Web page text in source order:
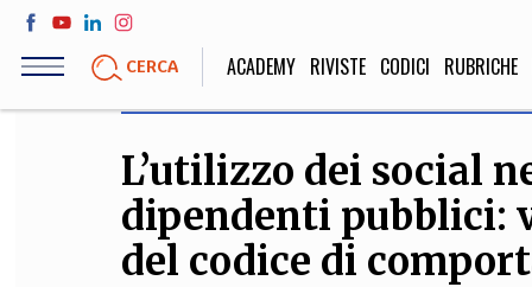
Salta
contenuto
CERCA ACADEMY RIVISTE CODICI RUBRICHE
LIFE STYLE
Sport, Cucina, Viaggi,
Moda
SOCIETÀ
Politica,
Educazione,
L’utilizzo dei social
dipendenti pubblici:
del codice di